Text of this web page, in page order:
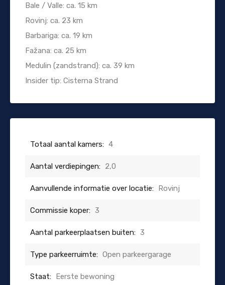
Bale / Valle: ca. 15 km
Rovinj: ca. 23 km
Barbariga: ca. 19 km
Fažana: ca. 25 km
Medulin (zandstrand): ca. 39 km
Insider tip: Cisterna Strand
Totaal aantal kamers: 4
Aantal verdiepingen: 2,0
Aanvullende informatie over locatie: Rovinj
Commissie koper: 3
Aantal parkeerplaatsen buiten: 3
Type parkeerruimte: Open parkeergarage
Staat: Eerste bewoning